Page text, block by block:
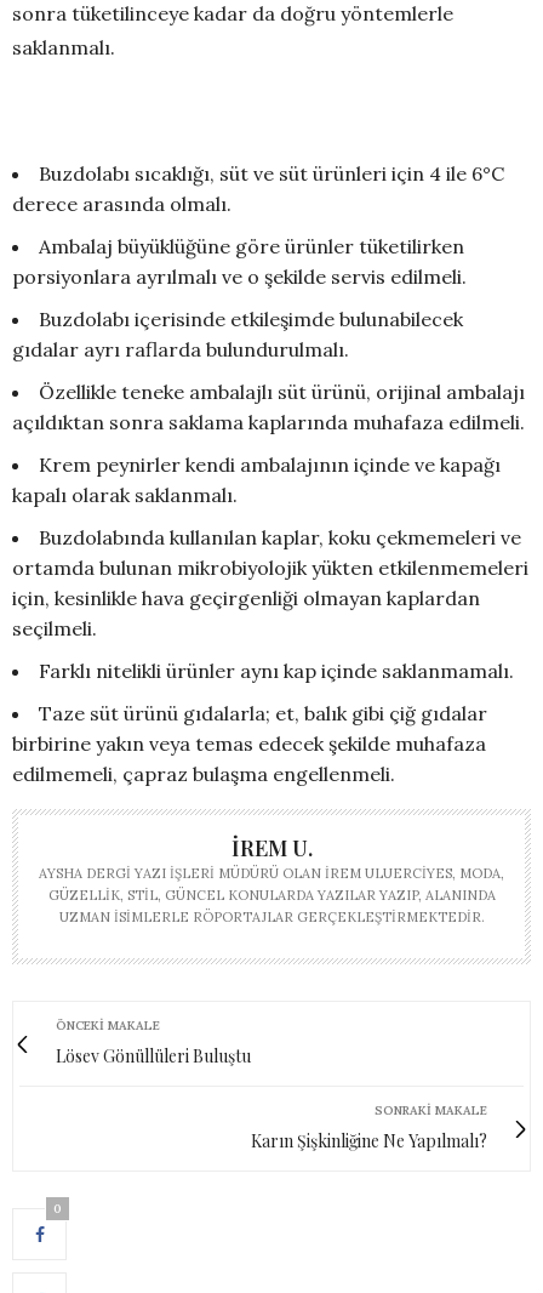
sonra tüketilinceye kadar da doğru yöntemlerle
saklanmalı.
Buzdolabı sıcaklığı, süt ve süt ürünleri için 4 ile 6°C
derece arasında olmalı.
Ambalaj büyüklüğüne göre ürünler tüketilirken
porsiyonlara ayrılmalı ve o şekilde servis edilmeli.
Buzdolabı içerisinde etkileşimde bulunabilecek
gıdalar ayrı raflarda bulundurulmalı.
Özellikle teneke ambalajlı süt ürünü, orijinal ambalajı
açıldıktan sonra saklama kaplarında muhafaza edilmeli.
Krem peynirler kendi ambalajının içinde ve kapağı
kapalı olarak saklanmalı.
Buzdolabında kullanılan kaplar, koku çekmemeleri ve
ortamda bulunan mikrobiyolojik yükten etkilenmemeleri
için, kesinlikle hava geçirgenliği olmayan kaplardan
seçilmeli.
Farklı nitelikli ürünler aynı kap içinde saklanmamalı.
Taze süt ürünü gıdalarla; et, balık gibi çiğ gıdalar
birbirine yakın veya temas edecek şekilde muhafaza
edilmemeli, çapraz bulaşma engellenmeli.
İREM U.
AYSHA DERGI YAZI İŞLERI MÜDÜRÜ OLAN İREM ULUERCIYES, MODA,
GÜZELLIK, STIL, GÜNCEL KONULARDA YAZILAR YAZIP, ALANINDA
UZMAN ISIMLERLE RÖPORTAJLAR GERÇEKLEŞTIRMEKTEDIR.
ÖNCEKI MAKALE
Lösev Gönüllüleri Buluştu
SONRAKI MAKALE
Karın Şişkinliğine Ne Yapılmalı?
0